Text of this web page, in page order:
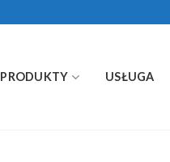
PRODUKTY USŁUGA